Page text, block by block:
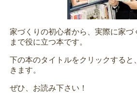
家づくりの初心者から、実際に家づ
まで役に立つ本です。
下の本のタイトルをクリックすると
きます。
ぜひ、お読み下さい！